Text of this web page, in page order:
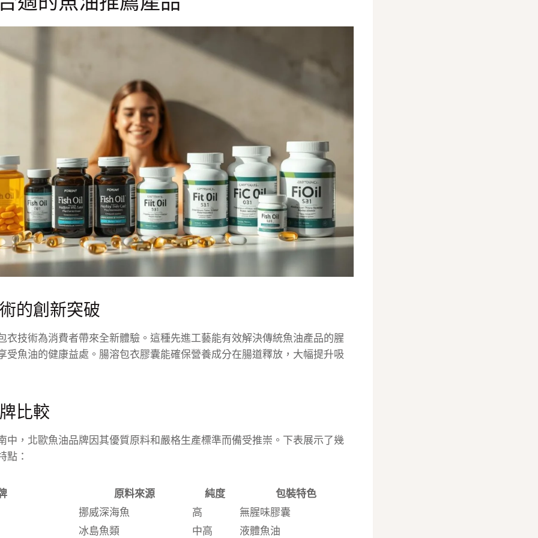
的創新突破
衣技術為消費者帶來全新體驗。這種先進工藝能有效解決傳統魚油產品的腥
受魚油的健康益處。腸溶包衣膠囊能確保營養成分在腸道釋放，大幅提升吸
比較
中，北歐魚油品牌因其優質原料和嚴格生產標準而備受推崇。下表展示了幾
點：
原料來源 純度
包裝特色
挪威深海魚
高
無腥味膠囊
冰島魚類
中高 液體魚油